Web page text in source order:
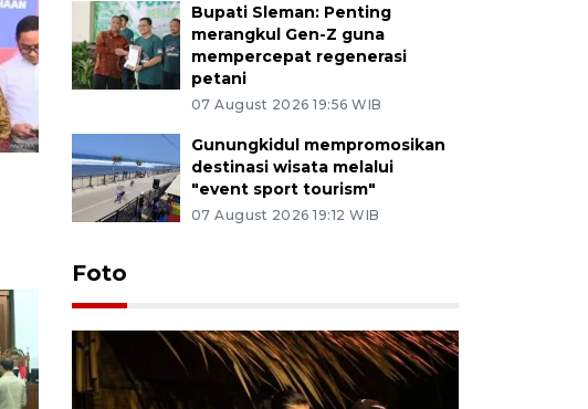
Bupati Sleman: Penting
merangkul Gen-Z guna
mempercepat regenerasi
petani
07 August 2026 19:56 WIB
Gunungkidul mempromosikan
destinasi wisata melalui
"event sport tourism"
07 August 2026 19:12 WIB
Foto